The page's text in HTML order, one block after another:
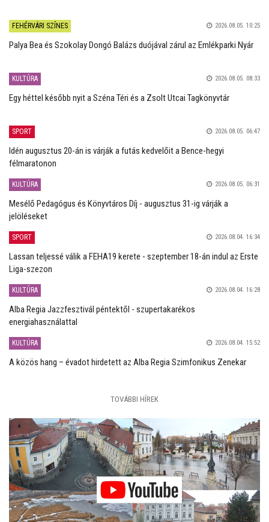
FEHÉRVÁRI SZÍNES 2026.08.05. 10:25
Palya Bea és Szokolay Dongó Balázs duójával zárul az Emlékparki Nyár
KULTÚRA 2026.08.05. 08:33
Egy héttel később nyit a Széna Téri és a Zsolt Utcai Tagkönyvtár
SPORT 2026.08.05. 06:47
Idén augusztus 20-án is várják a futás kedvelőit a Bence-hegyi
félmaratonon
KULTÚRA 2026.08.05. 06:31
Mesélő Pedagógus és Könyvtáros Díj - augusztus 31-ig várják a
jelöléseket
SPORT 2026.08.04. 16:34
Lassan teljessé válik a FEHA19 kerete - szeptember 18-án indul az Erste
Liga-szezon
KULTÚRA 2026.08.04. 16:28
Alba Regia Jazzfesztivál péntektől - szupertakarékos
energiahasználattal
KULTÚRA 2026.08.04. 15:52
A közös hang – évadot hirdetett az Alba Regia Szimfonikus Zenekar
TOVÁBBI HÍREK